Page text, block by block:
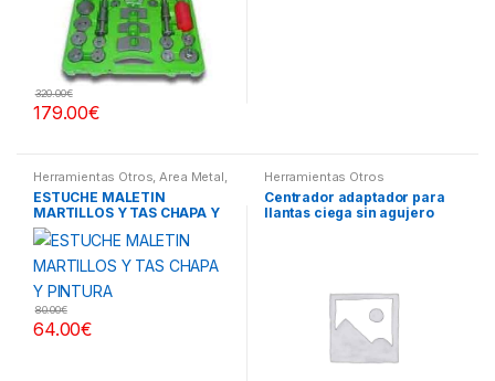
179.00€
320.00€
Herramientas Otros,Area Metal,
Roscas, Herramientas
Pintura,Maletines Herramientas,
Extractores, Compresímetros,
otros
ESTUCHE MALETIN
MARTILLOS Y TAS CHAPA Y
PINTURA
64.00€
80.00€
Herramientas Otros
Centrador adaptador para
llantas ciega sin agujero